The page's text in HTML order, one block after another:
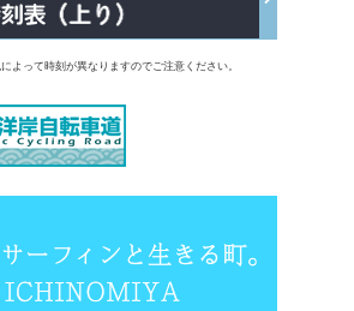
よって時刻が異なりますのでご注意ください。